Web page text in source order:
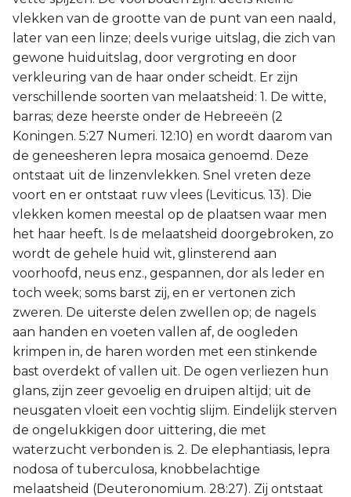
vlekken van de grootte van de punt van een naald,
later van een linze; deels vurige uitslag, die zich van
gewone huiduitslag, door vergroting en door
verkleuring van de haar onder scheidt. Er zijn
verschillende soorten van melaatsheid: 1. De witte,
barras; deze heerste onder de Hebreeën (2
Koningen. 5:27 Numeri. 12:10) en wordt daarom van
de geneesheren lepra mosaïca genoemd. Deze
ontstaat uit de linzenvlekken. Snel vreten deze
voort en er ontstaat ruw vlees (Leviticus. 13). Die
vlekken komen meestal op de plaatsen waar men
het haar heeft. Is de melaatsheid doorgebroken, zo
wordt de gehele huid wit, glinsterend aan
voorhoofd, neus enz., gespannen, dor als leder en
toch week; soms barst zij, en er vertonen zich
zweren. De uiterste delen zwellen op; de nagels
aan handen en voeten vallen af, de oogleden
krimpen in, de haren worden met een stinkende
bast overdekt of vallen uit. De ogen verliezen hun
glans, zijn zeer gevoelig en druipen altijd; uit de
neusgaten vloeit een vochtig slijm. Eindelijk sterven
de ongelukkigen door uittering, die met
waterzucht verbonden is. 2. De elephantiasis, lepra
nodosa of tuberculosa, knobbelachtige
melaatsheid (Deuteronomium. 28:27). Zij ontstaat